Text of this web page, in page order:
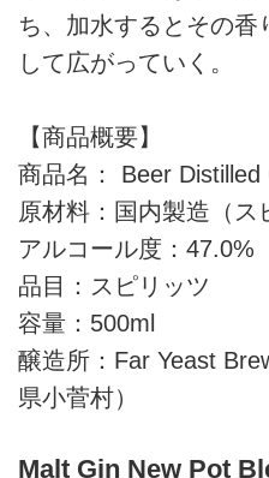
ち、加水するとその香
して広がっていく。
【商品概要】
商品名： Beer Distilled
原材料：国内製造（ス
アルコール度：47.0%
品目：スピリッツ
容量：500ml
醸造所：Far Yeast
県小菅村）
Malt Gin New Pot